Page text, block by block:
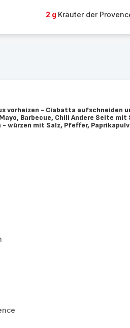
2 g Kräuter der
vorheizen - Ciabatta aufschneiden
Barbecue, Chili Andere Seite mit
- würzen mit Salz, Pfeffer,